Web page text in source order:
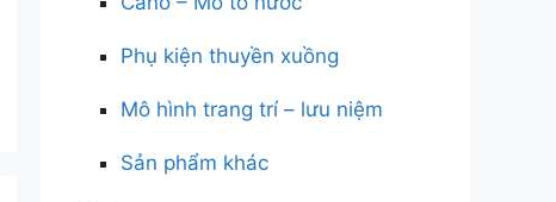
Phụ kiện thuyền xuồng
Mô hình trang trí – lưu niệm
Sản phẩm khác